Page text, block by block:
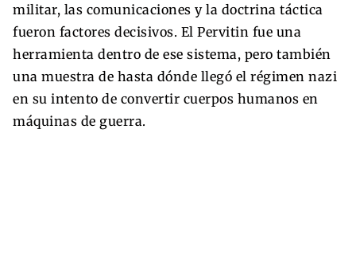
militar, las comunicaciones y la doctrina táctica
fueron factores decisivos. El Pervitin fue una
herramienta dentro de ese sistema, pero también
una muestra de hasta dónde llegó el régimen nazi
en su intento de convertir cuerpos humanos en
máquinas de guerra.